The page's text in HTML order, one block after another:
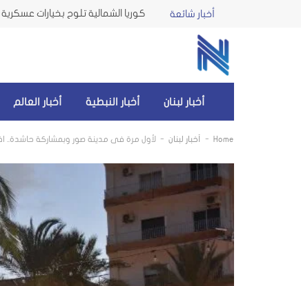
أخبار شائعة كوريا الشمالية تلوح بخيارات عسكرية
أخبار لبنان أخبار النبطية أخبار العالم
Home
- أخبار لبنان - لأول مرة في مدينة صور وبمشاركة حاشدة..